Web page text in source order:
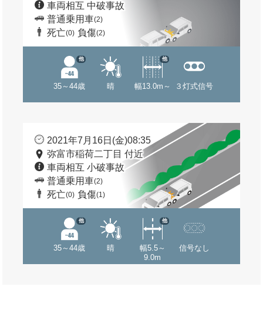
車両相互 中破事故
普通乗用車(2)
死亡(0) 負傷(2)
35～44歳
他
晴 幅13.0m～
他
３灯式信号
2021年7月16日(金)08:35
弥富市稲荷二丁目 付近
車両相互 小破事故
普通乗用車(2)
死亡(0) 負傷(1)
35～44歳
他
晴
幅5.5～
9.0m
他
信号なし